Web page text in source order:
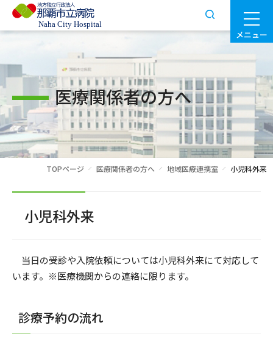
メニュー
医療関係者の方へ
TOPページ 医療関係者の方へ 地域医療連携室 小児科外来
小児科外来
当日の受診や入院依頼については小児科外来にて対応して
います。※医療機関からの連絡に限ります。
診療予約の流れ